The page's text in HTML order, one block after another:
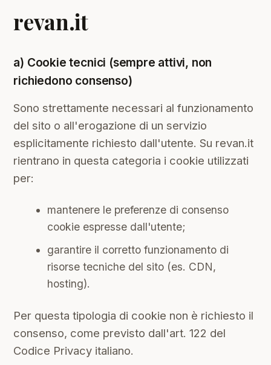
revan.it
a) Cookie tecnici (sempre attivi, non
richiedono consenso)
Sono strettamente necessari al funzionamento
del sito o all'erogazione di un servizio
esplicitamente richiesto dall'utente. Su revan.it
rientrano in questa categoria i cookie utilizzati
per:
mantenere le preferenze di consenso
cookie espresse dall'utente;
garantire il corretto funzionamento di
risorse tecniche del sito (es. CDN,
hosting).
Per questa tipologia di cookie non è richiesto il
consenso, come previsto dall'art. 122 del
Codice Privacy italiano.